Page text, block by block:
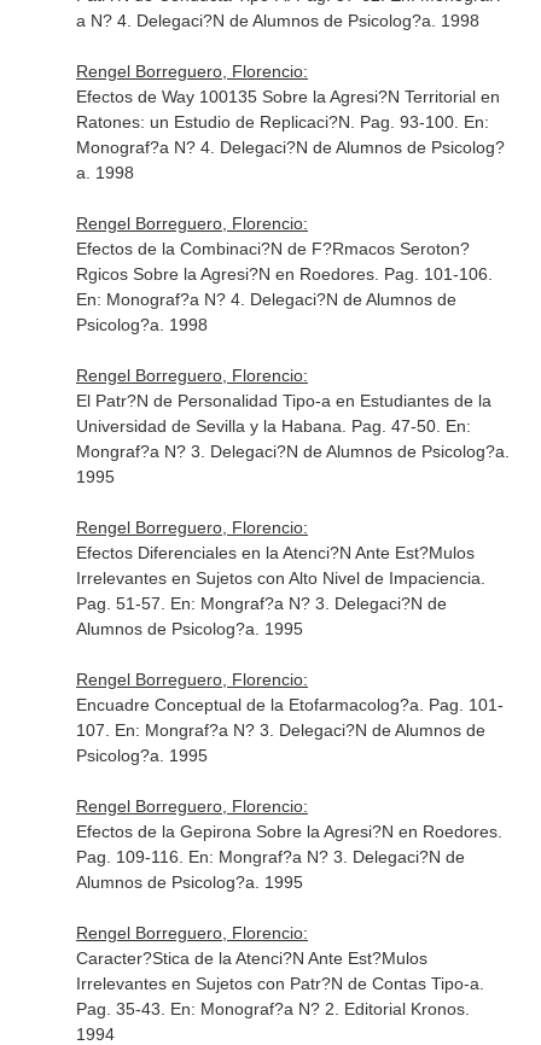
a N? 4. Delegaci?N de Alumnos de Psicolog?a. 1998
Rengel Borreguero, Florencio:
Efectos de Way 100135 Sobre la Agresi?N Territorial en
Ratones: un Estudio de Replicaci?N. Pag. 93-100. En:
Monograf?a N? 4. Delegaci?N de Alumnos de Psicolog?
a. 1998
Rengel Borreguero, Florencio:
Efectos de la Combinaci?N de F?Rmacos Seroton?
Rgicos Sobre la Agresi?N en Roedores. Pag. 101-106.
En: Monograf?a N? 4. Delegaci?N de Alumnos de
Psicolog?a. 1998
Rengel Borreguero, Florencio:
El Patr?N de Personalidad Tipo-a en Estudiantes de la
Universidad de Sevilla y la Habana. Pag. 47-50. En:
Mongraf?a N? 3 . Delegaci?N de Alumnos de Psicolog?a.
1995
Rengel Borreguero, Florencio:
Efectos Diferenciales en la Atenci?N Ante Est?Mulos
Irrelevantes en Sujetos con Alto Nivel de Impaciencia.
Pag. 51-57. En: Mongraf?a N? 3 . Delegaci?N de
Alumnos de Psicolog?a. 1995
Rengel Borreguero, Florencio:
Encuadre Conceptual de la Etofarmacolog?a. Pag. 101-
107. En: Mongraf?a N? 3 . Delegaci?N de Alumnos de
Psicolog?a. 1995
Rengel Borreguero, Florencio:
Efectos de la Gepirona Sobre la Agresi?N en Roedores.
Pag. 109-116. En: Mongraf?a N? 3 . Delegaci?N de
Alumnos de Psicolog?a. 1995
Rengel Borreguero, Florencio:
Caracter?Stica de la Atenci?N Ante Est?Mulos
Irrelevantes en Sujetos con Patr?N de Contas Tipo-a.
Pag. 35-43. En: Monograf?a N? 2 . Editorial Kronos.
1994